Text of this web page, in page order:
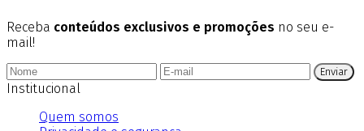
Receba conteúdos exclusivos e promoções no seu e-
mail!
Enviar
Institucional
Quem somos